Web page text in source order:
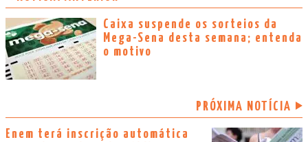
Caixa suspende os sorteios da
Mega-Sena desta semana; entenda
o motivo
PRÓXIMA NOTÍCIA
Enem terá inscrição automática